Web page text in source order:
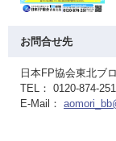
お問合せ先
日本FP協会東北ブ
TEL： 0120-874-251
E-Mail：